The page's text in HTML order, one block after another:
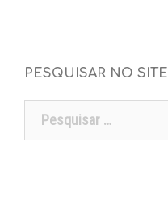
PESQUISAR NO SITE
Pesquisar